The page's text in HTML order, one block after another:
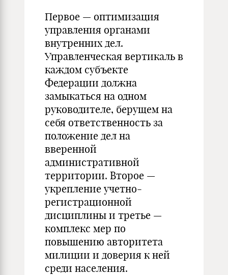
Первое — оптимизация
управления органами
внутренних дел.
Управленческая вертикаль в
каждом субъекте
Федерации должна
замыкаться на одном
руководителе, берущем на
себя ответственность за
положение дел на
вверенной
административной
территории. Второе —
укрепление учетно-
регистрационной
дисциплины и третье —
комплекс мер по
повышению авторитета
милиции и доверия к ней
среди населения.